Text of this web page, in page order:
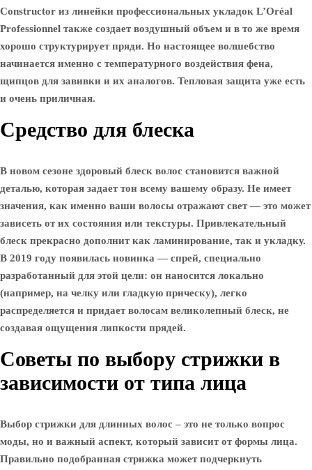
Constructor из линейки профессиональных укладок L’Oréal
Professionnel также создает воздушный объем и в то же время
хорошо структурирует пряди. Но настоящее волшебство
начинается именно с температурного воздействия фена,
щипцов для завивки и их аналогов. Тепловая защита уже есть
и очень приличная.
Средство для блеска
В новом сезоне здоровый блеск волос становится важной
деталью, которая задает тон всему вашему образу. Не имеет
значения, как именно ваши волосы отражают свет — это может
зависеть от их состояния или текстуры. Привлекательный
блеск прекрасно дополнит как ламинирование, так и укладку.
В 2019 году появилась новинка — спрей, специально
разработанный для этой цели: он наносится локально
(например, на челку или гладкую прическу), легко
распределяется и придает волосам великолепный блеск, не
создавая ощущения липкости прядей.
Советы по выбору стрижки в
зависимости от типа лица
Выбор стрижки для длинных волос – это не только вопрос
моды, но и важный аспект, который зависит от формы лица.
Правильно подобранная стрижка может подчеркнуть